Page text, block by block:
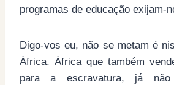
programas de educação exijam-
Digo-vos eu, não se metam é
África. África que também
para a escravatura, já